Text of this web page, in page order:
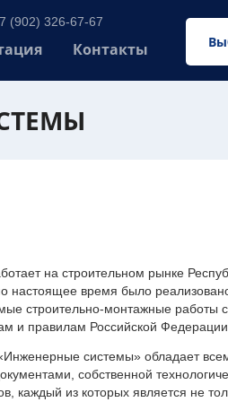
(902) 326-67-67
Контакты
на строительном рынке
настоящее время было
строительно-монтажные работы
и правилам Российской Федерации.
системы» обладает
собственной
каждый из которых является не